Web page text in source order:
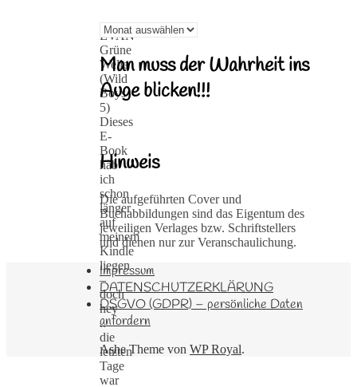
EVAN
Grüne
Welle
(Wild
Boys
5)
Dieses
E-
Book
hab
ich
schon
länger
auf
meinem
Kindle
liegen
–
doch
hey
..
die
letzten
Tage
war
Archiv
Man muss der Wahrheit ins
Auge blicken!!!
Hinweis
Die aufgeführten Cover und
Buchabbildungen sind das Eigentum des
jeweiligen Verlages bzw. Schriftstellers
und dienen nur zur Veranschaulichung.
Impressum
DATENSCHUTZERKLÄRUNG
DSGVO (GDPR) – persönliche Daten
anfordern
Ashe Theme von WP Royal.